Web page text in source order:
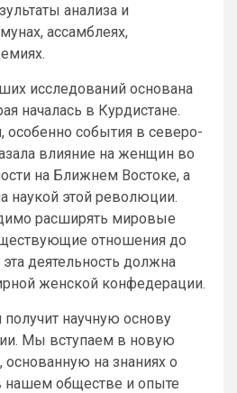
анализа и
ассамблеях,
исследований основана
началась в Курдистане.
события в северо-
влияние на женщин во
на Ближнем Востоке, а
наукой этой революции.
расширять мировые
отношения до
деятельность должна
женской конфедерации.
научную основу
Мы вступаем в новую
основанную на знаниях о
нашем обществе и опыте